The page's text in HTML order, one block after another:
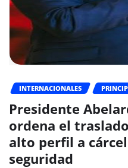
INTERNACIONALES
Presidente
ordena el
alto perfil a
seguridad